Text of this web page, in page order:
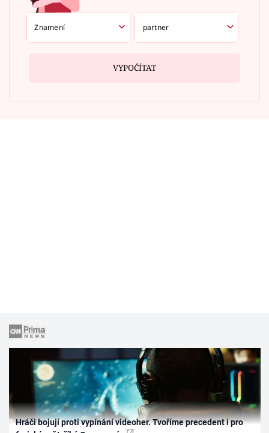
VYPOČÍTAT
Hráči bojují proti vypínání videoher. Tvoříme precedent i pro